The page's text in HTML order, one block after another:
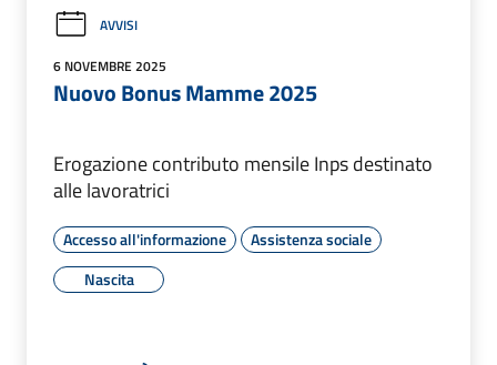
AVVISI
6 NOVEMBRE 2025
Nuovo Bonus Mamme 2025
Erogazione contributo mensile Inps destinato
alle lavoratrici
Accesso all'informazione
Assistenza sociale
Nascita